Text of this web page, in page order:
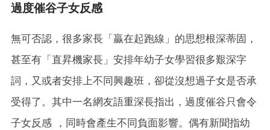
過度催谷子女反感
無可否認，很多家長「贏在起跑線」的思想根深蒂固，
甚至有「直昇機家長」安排年幼子女學習很多艱深字
詞，又或者安排上不同興趣班，卻從沒想過子女是否承
受得了。其中一名網友語重深長指出，過度催谷只會令
子女反感 ，同時會產生不同負面影響。偶有新聞指幼